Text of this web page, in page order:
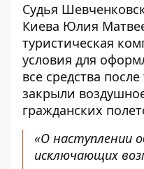
Судья
Киева Юлия
туристическая
условия для
все средства
закрыли
гражданских
«О наступлении
исключающих